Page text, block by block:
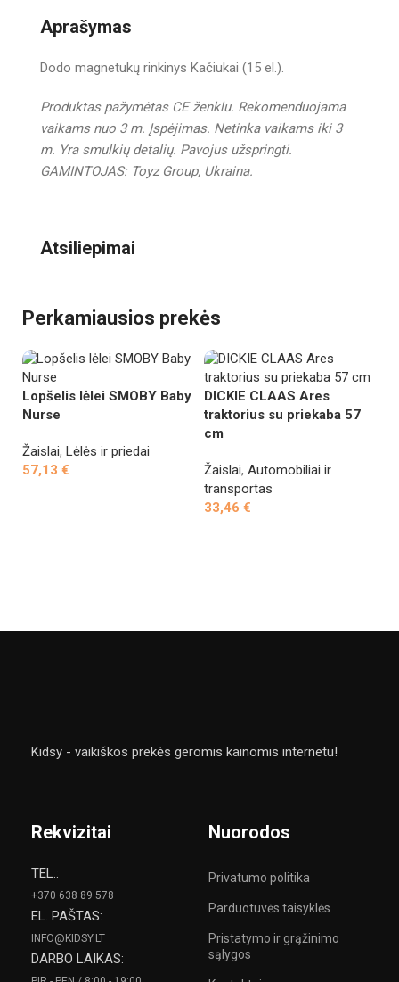
Aprašymas
Dodo magnetukų rinkinys Kačiukai (15 el.).
Produktas pažymėtas CE ženklu. Rekomenduojama
vaikams nuo 3 m. Įspėjimas. Netinka vaikams iki 3
m. Yra smulkių detalių. Pavojus užspringti.
GAMINTOJAS: Toyz Group, Ukraina.
Atsiliepimai
Perkamiausios prekės
Lopšelis lėlei SMOBY Baby
Nurse
Žaislai, Lėlės ir priedai
57,13 €
DICKIE CLAAS Ares
traktorius su priekaba 57
cm
Žaislai, Automobiliai ir
transportas
33,46 €
Kidsy - vaikiškos prekės geromis kainomis internetu!
Rekvizitai
TEL.:
+370 638 89 578
EL. PAŠTAS:
INFO@KIDSY.LT
DARBO LAIKAS:
Nuorodos
Privatumo politika
Parduotuvės taisyklės
Pristatymo ir grąžinimo
sąlygos